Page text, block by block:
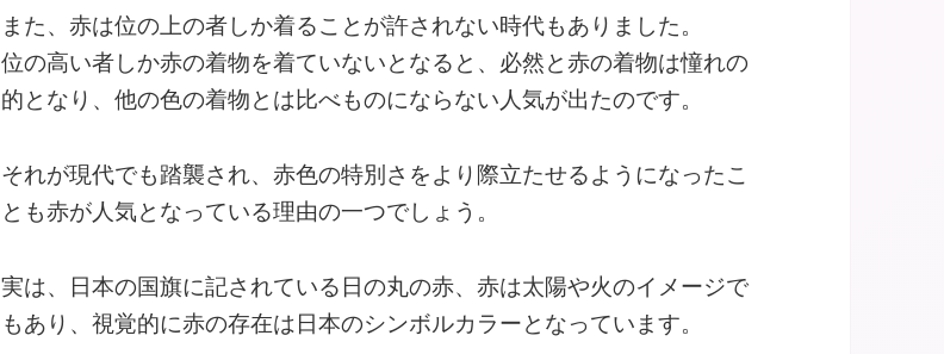
また、赤は位の上の者しか着ることが許されない時代もありました。
位の高い者しか赤の着物を着ていないとなると、必然と赤の着物は憧れの
的となり、他の色の着物とは比べものにならない人気が出たのです。
それが現代でも踏襲され、赤色の特別さをより際立たせるようになったこ
とも赤が人気となっている理由の一つでしょう。
実は、日本の国旗に記されている日の丸の赤、赤は太陽や火のイメージで
もあり、視覚的に赤の存在は日本のシンボルカラーとなっています。